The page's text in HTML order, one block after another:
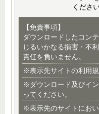
くださ
【免責事項】
ダウンロードしたコン
じるいかなる損害・不
責任を負いません。
※表示先サイトの利用規
※ダウンロード及びイ
ってください。
※表示先のサイトにおい